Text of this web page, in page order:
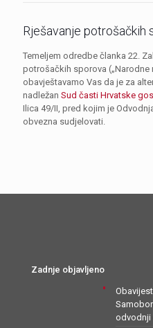
Rješavanje potrošačkih
Temeljem odredbe članka 22.
potrošačkih sporova („Narodne
obavještavamo Vas da je za
nadležan Sud časti Hrvatske
Ilica 49/II, pred kojim je
obvezna sudjelovati.
Zadnje objavljeno
odvodnji